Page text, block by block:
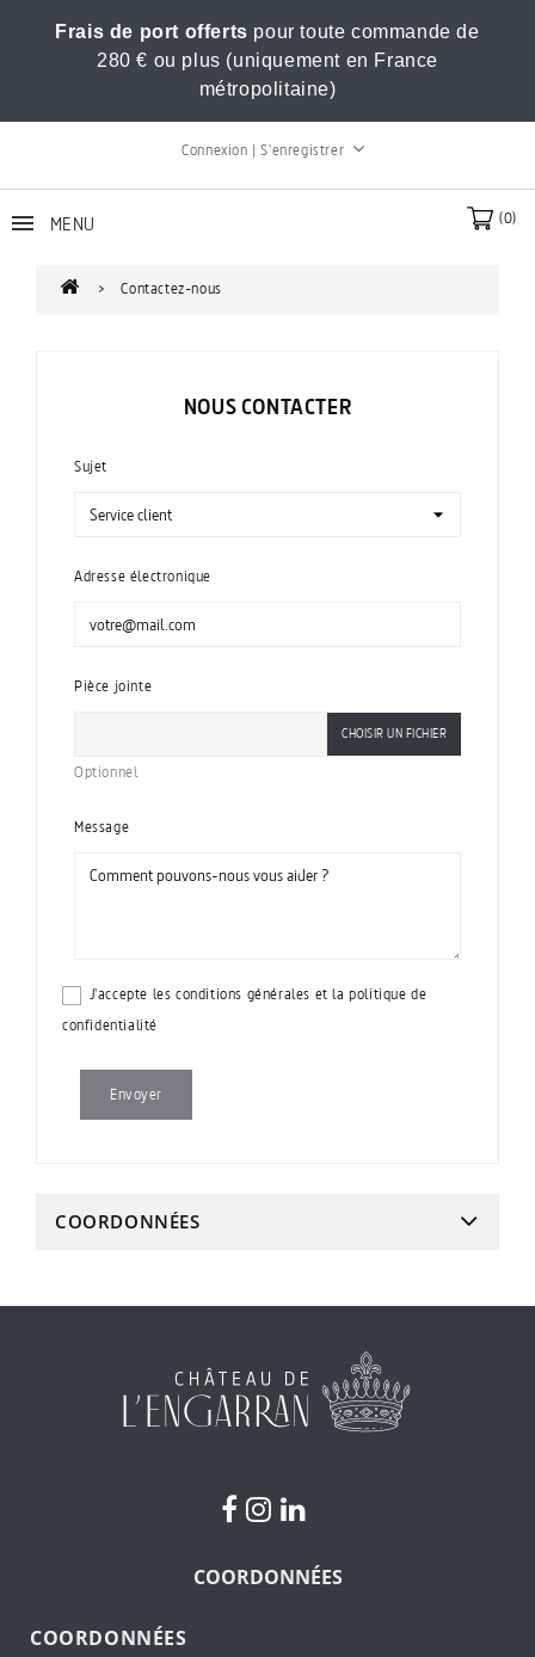
Frais de port offerts pour toute commande de
280 € ou plus (uniquement en France
métropolitaine)
Connexion | S'enregistrer
(0)
MENU
Contactez-nous
NOUS CONTACTER
Sujet
Adresse électronique
Pièce jointe
CHOISIR UN FICHIER
Optionnel
Message
J'accepte les conditions générales et la politique de
confidentialité
COORDONNÉES
COORDONNÉES
COORDONNÉES